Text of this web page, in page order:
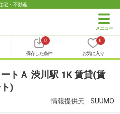
宅・不動産
0
保存した条件
0
お気に入り
トＡ 渋川駅 1K 賃貸(賃
)
情報提供元 SUUMO